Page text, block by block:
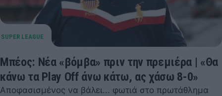
Μπέος: Νέα «βόμβα» πριν την πρεμιέρα | «Θα
κάνω τα Play Off άνω κάτω, ας χάσω 8-0»
Αποφασισμένος να βάλει... φωτιά στο πρωτάθλημα